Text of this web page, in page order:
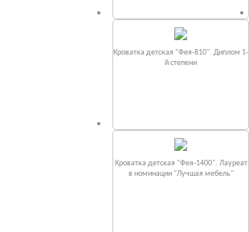
Кроватка детская "Фея-810". Диплом 1-
й степени
Кроватка детская "Фея-1400". Лауреат
в номинации "Лучшая мебель"